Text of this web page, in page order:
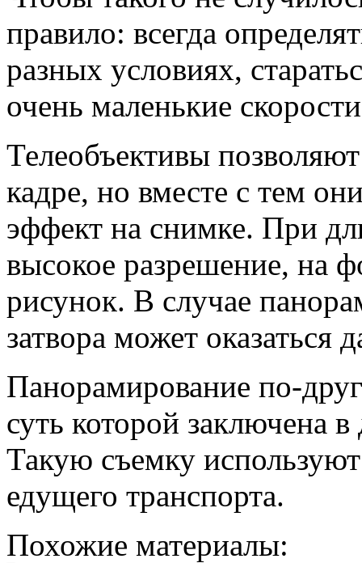
правило: всегда
разных условиях,
очень маленькие
Телеобъективы
кадре, но вместе с тем
эффект на снимке. При
высокое разрешение, на
рисунок. В случае
затвора может оказаться
Панорамирование по-
суть которой заключена
Такую съемку
едущего транспорта.
Похожие материалы: